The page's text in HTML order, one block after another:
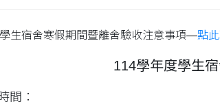
生宿舍寒假期間暨離舍驗收注意事項—點
114學年度學生
間：